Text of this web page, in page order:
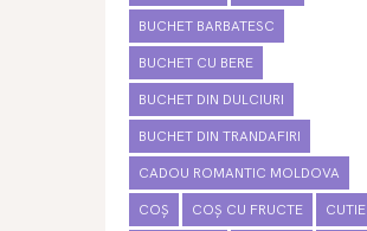
BUCHET BARBATESC
BUCHET CU BERE
BUCHET DIN DULCIURI
BUCHET DIN TRANDAFIRI
CADOU ROMANTIC MOLDOVA
COȘ COȘ CU FRUCTE CUTIE